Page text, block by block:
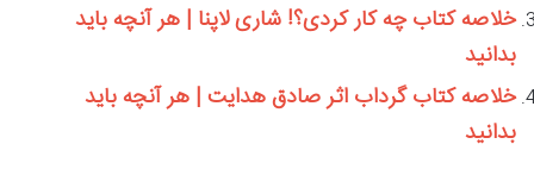
خلاصه کتاب چه کار کردی؟! شاری لاپنا | هر آنچه باید
بدانید
خلاصه کتاب گرداب اثر صادق هدایت | هر آنچه باید
بدانید